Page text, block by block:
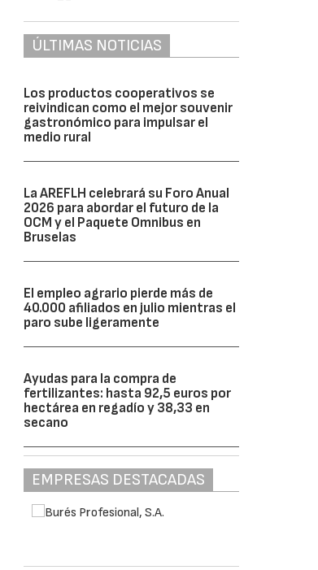
ÚLTIMAS NOTICIAS
Los productos cooperativos se
reivindican como el mejor souvenir
gastronómico para impulsar el
medio rural
La AREFLH celebrará su Foro Anual
2026 para abordar el futuro de la
OCM y el Paquete Omnibus en
Bruselas
El empleo agrario pierde más de
40.000 afiliados en julio mientras el
paro sube ligeramente
Ayudas para la compra de
fertilizantes: hasta 92,5 euros por
hectárea en regadío y 38,33 en
secano
EMPRESAS DESTACADAS